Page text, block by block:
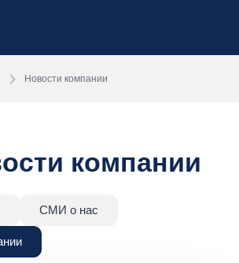
Новости компании
компании
СМИ о нас